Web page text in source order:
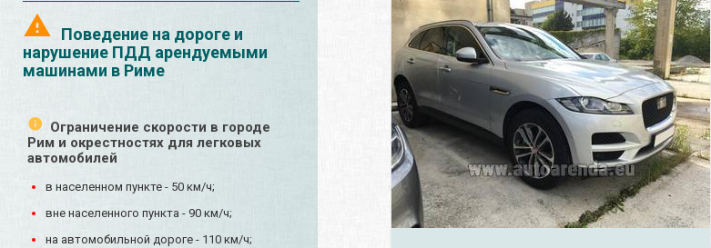
Поведение на дороге и
нарушение ПДД арендуемыми
машинами в Риме
Ограничение скорости в городе
Рим и окрестностях для легковых
автомобилей
в населенном пункте - 50 км/ч;
вне населенного пункта - 90 км/ч;
на автомобильной дороге - 110 км/ч;